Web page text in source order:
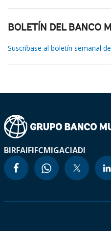
BOLETÍN DEL BANCO
Suscríbase al boletín semanal
BIRFAIFIFCMIGACIADI